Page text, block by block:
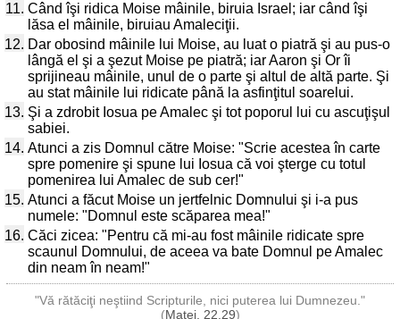
11. Când îşi ridica Moise mâinile, biruia Israel; iar când îşi
lăsa el mâinile, biruiau Amaleciţii.
12. Dar obosind mâinile lui Moise, au luat o piatră şi au pus-o
lângă el şi a şezut Moise pe piatră; iar Aaron şi Or îi
sprijineau mâinile, unul de o parte şi altul de altă parte. Şi
au stat mâinile lui ridicate până la asfinţitul soarelui.
13. Şi a zdrobit Iosua pe Amalec şi tot poporul lui cu ascuţişul
sabiei.
14. Atunci a zis Domnul către Moise: "Scrie acestea în carte
spre pomenire şi spune lui Iosua că voi şterge cu totul
pomenirea lui Amalec de sub cer!"
15. Atunci a făcut Moise un jertfelnic Domnului şi i-a pus
numele: "Domnul este scăparea mea!"
16. Căci zicea: "Pentru că mi-au fost mâinile ridicate spre
scaunul Domnului, de aceea va bate Domnul pe Amalec
din neam în neam!"
"Vă rătăciţi neştiind Scripturile, nici puterea lui Dumnezeu."
(Matei, 22,29)